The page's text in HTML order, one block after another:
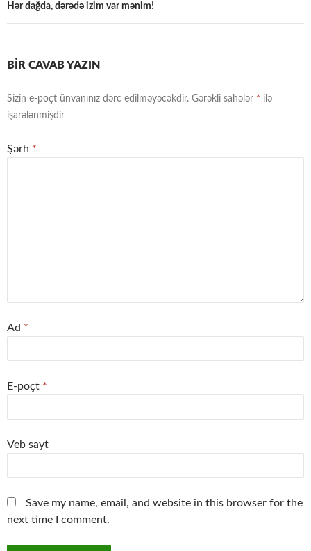
Hər dağda, dərədə izim var mənim!
BIR CAVAB YAZIN
Sizin e-poçt ünvanınız dərc edilməyəcəkdir. Gərəkli sahələr * ilə
işarələnmişdir
Şərh *
Ad *
E-poçt *
Veb sayt
Save my name, email, and website in this browser for the
next time I comment.